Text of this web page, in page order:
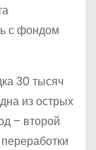
с фондом
30 тысяч
из острых
– второй